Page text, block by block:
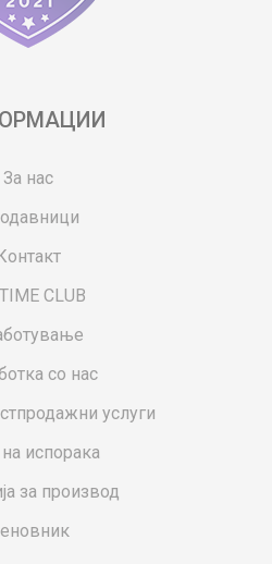
За нас
CLUB
со нас
услуги
испорака
за производ